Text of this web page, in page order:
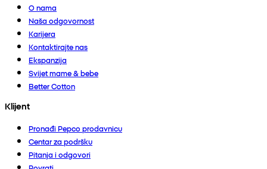
O nama
Naša odgovornost
Karijera
Kontaktirajte nas
Ekspanzija
Svijet mame & bebe
Better Cotton
Klijent
Pronađi Pepco prodavnicu
Centar za podršku
Pitanja i odgovori